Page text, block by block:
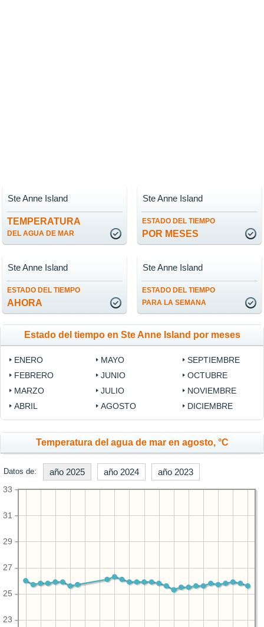
TEMPERATURA
DEL AGUA DE MAR
Ste Anne Island
ESTADO DEL TIEMPO
POR MESES
Ste Anne Island
ESTADO DEL TIEMPO
AHORA
Ste Anne Island
ESTADO DEL TIEMPO
PARA LA SEMANA
Ste Anne Island
Estado del tiempo en Ste Anne Island por meses
ENERO
FEBRERO
MARZO
ABRIL
MAYO
JUNIO
JULIO
AGOSTO
SEPTIEMBRE
OCTUBRE
NOVIEMBRE
DICIEMBRE
Temperatura del agua de mar en agosto, °C
Datos de: año 2025 año 2024 año 2023
23
25
27
29
31
33